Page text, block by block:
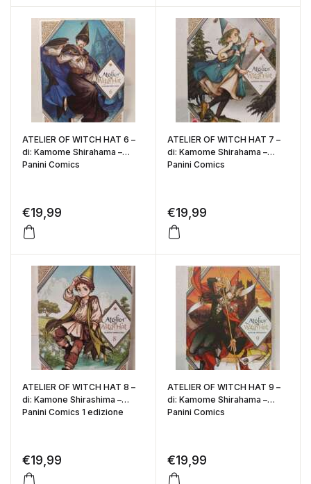
ATELIER OF WITCH HAT 6 –
di: Kamome Shirahama –
Panini Comics
€19,99
ATELIER OF WITCH HAT 7 –
di: Kamome Shirahama –
Panini Comics
€19,99
ATELIER OF WITCH HAT 8 –
di: Kamone Shirashima –
Panini Comics 1 edizione
€19,99
ATELIER OF WITCH HAT 9 –
di: Kamome Shirahama –
Panini Comics
€19,99